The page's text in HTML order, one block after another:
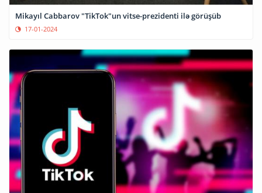
Mikayıl Cabbarov "TikTok"un vitse-prezidenti ilə görüşüb
17-01-2024